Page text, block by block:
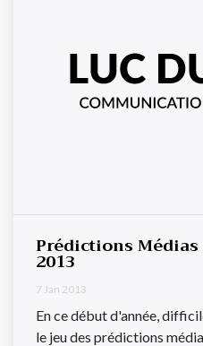
Prédictions
2013
7 Jan 2013
En ce début d'année,
le jeu des prédictions